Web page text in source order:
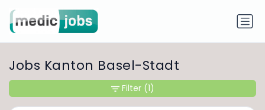
Jobs Kanton Basel-Stadt
Filter (1)